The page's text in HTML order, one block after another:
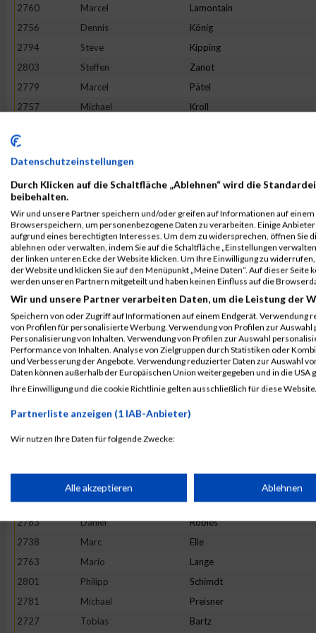
2760
Marcel Lamontain
2756
Dennis König
2794
Steve Kipping
2803
Steffen Zanot
2779
Marcel Pätel
2757
Michael Kroll
2765
2788
Leonard
2761
Norbert Zimmermann
2733
Heiko Cordt
2748
Marc Plagge
2798
Roman Rauch
2771
Hosam Sewesj
2725
Simon Bair
2728
Stephan Becker
2796
Stefan Von Der Mülbe
2742
Johannes Göthe
2773
Bastian Müller
2724
Christoph
Dennis
2754
Steffen Koch
2783
Daniel Robles
2738
Marc Elle
2763
Mario Lange
2801
Philipp Schimdt
2781
Michael Preisner
2727
Tobias Bartz
Datenschutzeinstellungen
Durch Klicken auf die Schaltfläche „Ablehnen“ wird die
beibehalten.
Wir und unsere Partner speichern und/oder greifen auf Informationen auf einem
Browserspeichern, um personenbezogene Daten zu verarbeiten. Einige
aufgrund eines berechtigten Interesses. Um dem zu widersprechen, öffnen Sie
ablehnen oder verwalten, indem Sie auf die Schaltfläche „Einstellungen
der linken unteren Ecke der Website klicken. Um Ihre Einwilligung zu
der Website und klicken Sie auf den Menüpunkt „Meine Daten“. Auf dieser
werden unseren Partnern mitgeteilt und haben keinen Einfluss auf die
Wir und unsere Partner verarbeiten Daten, um die Leistung der
Speichern von oder Zugriff auf Informationen auf einem Endgerät. Verwendung
von Profilen für personalisierte Werbung. Verwendung von Profilen zur
Personalisierung von Inhalten. Verwendung von Profilen zur Auswahl
Performance von Inhalten. Analyse von Zielgruppen durch Statistiken oder
und Verbesserung der Angebote. Verwendung reduzierter Daten zur Auswahl
Daten können außerhalb der Europäischen Union weitergegeben und in die USA
Ihre Einwilligung und die cookie Richtlinie gelten ausschließlich für diese
Partnerliste anzeigen (1 IAB-Anbieter)
Wir nutzen Ihre Daten für folgende Zwecke:
Speichern von oder Zugriff auf Informationen auf einem
Verwendung reduzierter Daten zur Auswahl von Werbeanzeigen
Verwendung von Profilen zur Auswahl personalisierter Werbung
Alle akzeptieren Ablehnen